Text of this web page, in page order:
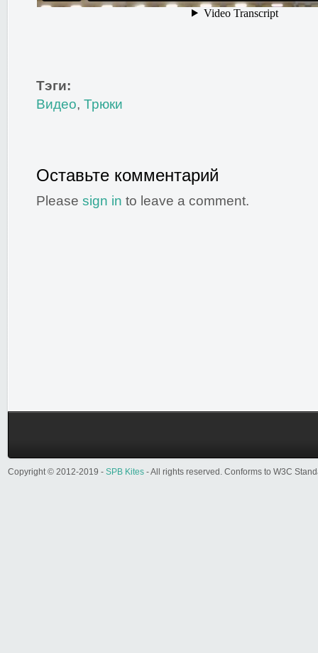
Тэги:
Видео, Трюки
Оставьте комментарий
Please sign in to leave a comment.
Copyright © 2012-2019 - SPB Kites - All rights reserved. Conforms to W3C